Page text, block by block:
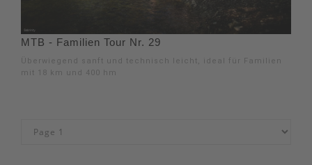
MTB - Familien Tour Nr. 29
Überwiegend sanft und technisch leicht, ideal für Familien
mit 18 km und 400 hm